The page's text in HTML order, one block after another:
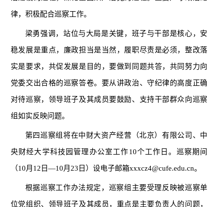
律，积极配合巡察工作。
梁勇强调，站位与大局是关键，班子与干部是核心，安
稳发展是重点，廉政担当是当然，履职尽责是必须，整改落
实是要求，共促发展是目的，要做到同题共答，共同努力向
党委交出合格的巡察答卷。要从讲政治、守纪律的高度正确
对待巡察，领导班子及其成员要鼓励、支持干部群众向巡察
组如实反映问题。
第四巡察组将在中财大资产经营（北京）有限公司、中
央财经大学科技园管理办公室工作10个工作日。巡察期间
（10月12日—10月23日）设电子邮箱xxxcz4@cufe.edu.cn。
根据巡察工作办法规定，巡察组主要受理反映被巡察单
位党组织、领导班子及其成员，重点是主要负责人的问题，